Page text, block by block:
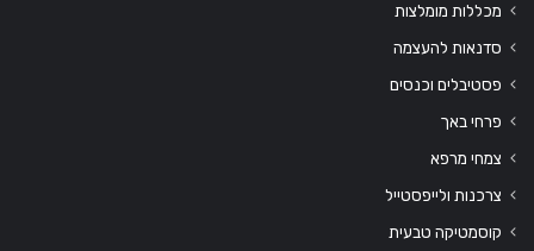
מכללות מומלצות
סדנאות להעצמה
פסטיבלים וכנסים
פרחי באך
צמחי מרפא
צרכנות ולייפסטייל
קוסמטיקה טבעית